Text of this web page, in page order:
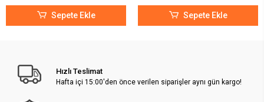
Sepete Ekle Sepete Ekle
Hızlı Teslimat
Hafta içi 15:00'den önce verilen siparişler aynı gün kargo!